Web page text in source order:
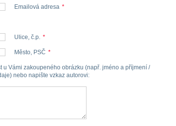
Emailová adresa *
Ulice, č.p. *
Město, PSČ *
u Vámi zakoupeného obrázku (např. jméno a příjmení /
nebo napište vzkaz autorovi: